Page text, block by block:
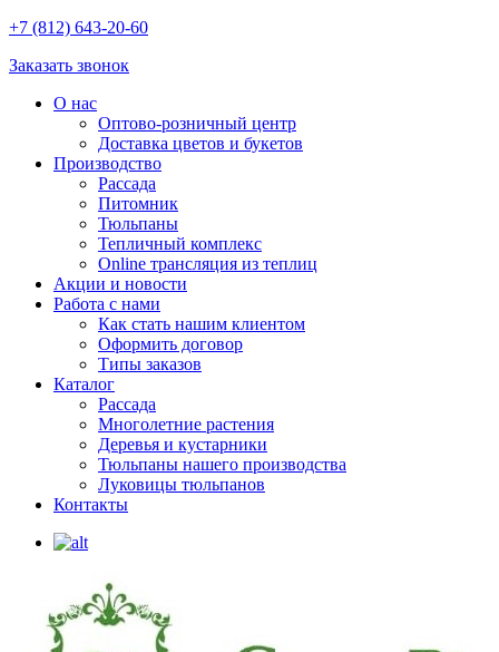
+7 (812) 643-20-60
Заказать звонок
О нас
Оптово-розничный центр
Доставка цветов и букетов
Производство
Рассада
Питомник
Тюльпаны
Тепличный комплекс
Online трансляция из теплиц
Акции и новости
Работа с нами
Как стать нашим клиентом
Оформить договор
Типы заказов
Каталог
Рассада
Многолетние растения
Деревья и кустарники
Тюльпаны нашего производства
Луковицы тюльпанов
Контакты